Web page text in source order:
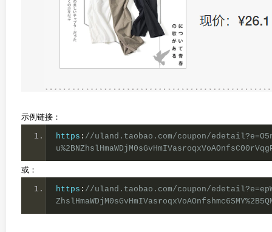
示例链接：
https : //uland.taobao.com/coupon/
或：
https : //uland.taobao.com/coupon/